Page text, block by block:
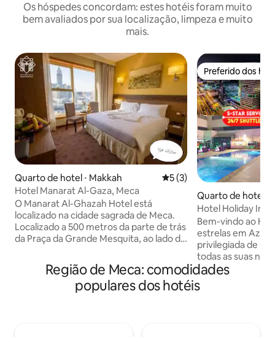
Os hóspedes concordam: estes hotéis foram muito
bem avaliados por sua localização, limpeza e muito
mais.
Quarto de hotel ⋅ Makkah 5 de uma avaliação média
5 (3)
Hotel Manarat Al-Gaza, Meca
O Manarat Al-Ghazah Hotel está
localizado na cidade sagrada de Meca.
Localizado a 500 metros da parte de trás
da Praça da Grande Mesquita, ao lado da
tem avaliação de 4,5 estrelas e oferece
diversos tipos de quartos, incluindo
quartos familiares, quartos duplos,
quartos triplos e quartos quádruplos. O
Preferido dos
Preferido dos
Quarto de hotel ⋅
Hotel Holiday
estrelas!
Bem-vindo ao
estrelas em
privilegiada de
todas as suas
a uma curta distância a pé
privado e
moderno com
Região de Meca: comodidades
populares dos hotéis